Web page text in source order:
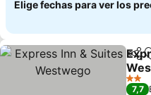
Elige fechas para ver los
Ver
2
7,7